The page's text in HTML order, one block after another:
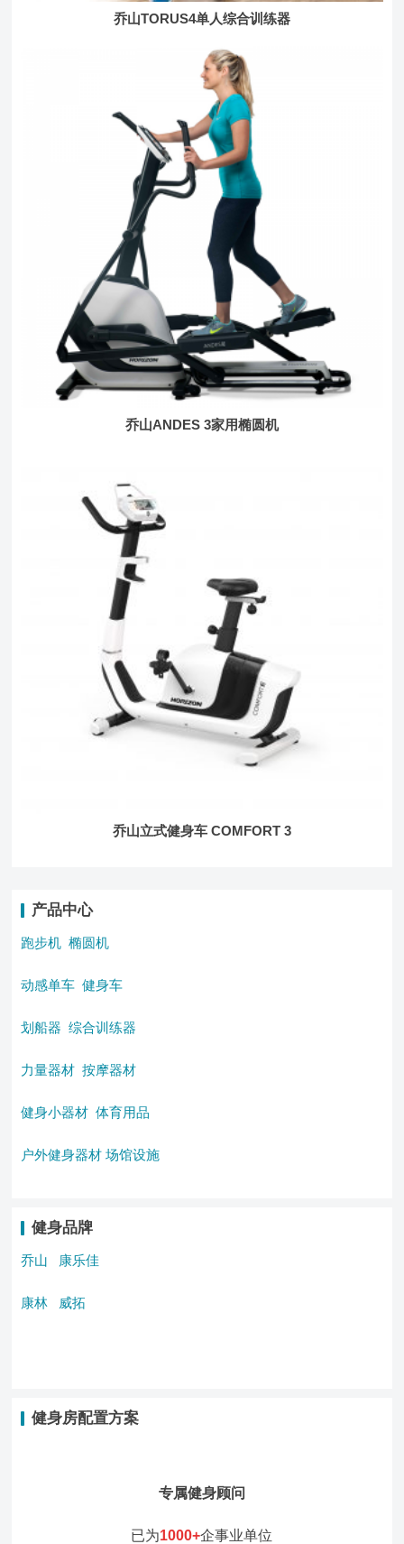
乔山TORUS4单人综合训练器
乔山ANDES 3家用椭圆机
乔山立式健身车 COMFORT 3
产品中心
跑步机 椭圆机
动感单车 健身车
划船器 综合训练器
力量器材 按摩器材
健身小器材 体育用品
户外健身器材 场馆设施
健身品牌
乔山 康乐佳
康林 威拓
健身房配置方案
专属健身顾问
已为1000+企事业单位